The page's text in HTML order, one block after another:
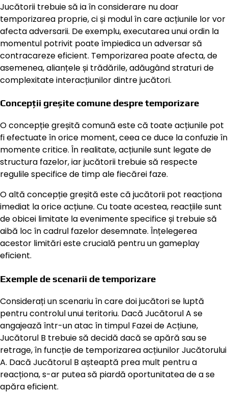
Jucătorii trebuie să ia în considerare nu doar
temporizarea proprie, ci și modul în care acțiunile lor vor
afecta adversarii. De exemplu, executarea unui ordin la
momentul potrivit poate împiedica un adversar să
contracareze eficient. Temporizarea poate afecta, de
asemenea, alianțele și trădările, adăugând straturi de
complexitate interacțiunilor dintre jucători.
Concepții greșite comune despre temporizare
O concepție greșită comună este că toate acțiunile pot
fi efectuate în orice moment, ceea ce duce la confuzie în
momente critice. În realitate, acțiunile sunt legate de
structura fazelor, iar jucătorii trebuie să respecte
regulile specifice de timp ale fiecărei faze.
O altă concepție greșită este că jucătorii pot reacționa
imediat la orice acțiune. Cu toate acestea, reacțiile sunt
de obicei limitate la evenimente specifice și trebuie să
aibă loc în cadrul fazelor desemnate. Înțelegerea
acestor limitări este crucială pentru un gameplay
eficient.
Exemple de scenarii de temporizare
Considerați un scenariu în care doi jucători se luptă
pentru controlul unui teritoriu. Dacă Jucătorul A se
angajează într-un atac în timpul Fazei de Acțiune,
Jucătorul B trebuie să decidă dacă se apără sau se
retrage, în funcție de temporizarea acțiunilor Jucătorului
A. Dacă Jucătorul B așteaptă prea mult pentru a
reacționa, s-ar putea să piardă oportunitatea de a se
apăra eficient.